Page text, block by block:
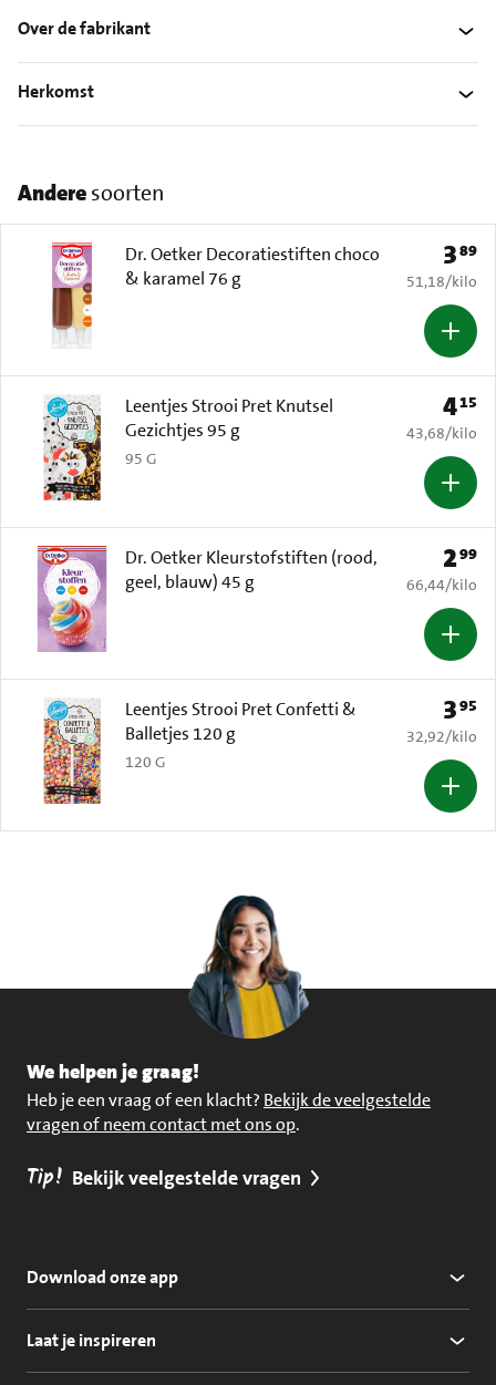
Over de fabrikant
Herkomst
Anderesoorten
Dr. Oetker Decoratiestiften choco
& karamel 76 g
Prijs:
389
€ 51,18 per
51,18/kilo
Leentjes Strooi Pret Knutsel
Gezichtjes 95 g
95 G
Prijs:
415
€ 43,68 per
43,68/kilo
Dr. Oetker Kleurstofstiften (rood,
geel, blauw) 45 g
Prijs:
299
€ 66,44 per
66,44/kilo
Leentjes Strooi Pret Confetti &
Balletjes 120 g
120 G
Prijs:
395
€ 32,92 per
32,92/kilo
We helpen je graag!
Heb je een vraag of een klacht? Bekijk de veelgestelde
vragen of neem contact met ons op.
Tip! Bekijk veelgestelde vragen
Download onze app
Laat je inspireren